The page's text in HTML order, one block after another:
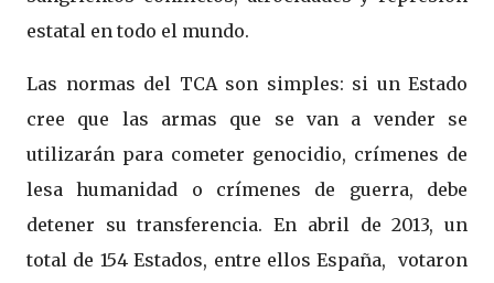
estatal en todo el mundo.
Las normas del TCA son simples: si un Estado
cree que las armas que se van a vender se
utilizarán para cometer genocidio, crímenes de
lesa humanidad o crímenes de guerra, debe
detener su transferencia. En abril de 2013, un
total de 154 Estados, entre ellos España, votaron